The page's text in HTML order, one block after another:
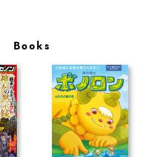
Books